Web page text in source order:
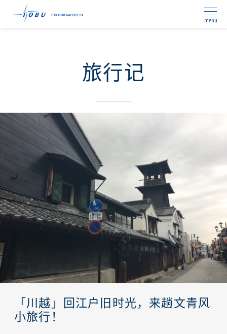
menu
旅行记
「川越」回江户旧时光，来趟文青风
小旅行！